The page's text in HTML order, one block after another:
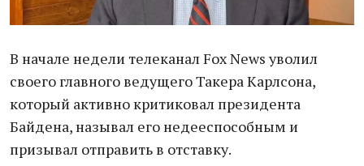
В начале недели телеканал Fox News уволил
своего главного ведущего Такера Карлсона,
который активно критиковал президента
Байдена, называл его недееспособным и
призывал отправить в отставку.